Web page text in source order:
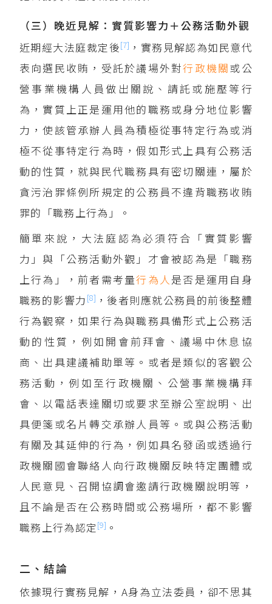
（三）晚近見解：實質影響力＋公務活動外觀
近期經大法庭裁定後[7] ，實務見解認為如民意代
表向選民收賄，受託於議場外對行政機關或公
營事業機構人員做出關說、請託或施壓等行
為，實質上正是運用他的職務或身分地位影響
力，使該管承辦人員為積極從事特定行為或消
極不從事特定行為時，假如形式上具有公務活
動的性質，就與民代職務具有密切關連，屬於
貪污治罪條例所規定的公務員不違背職務收賄
罪的「職務上行為」。
簡單來說，大法庭認為必須符合「實質影響
力」與「公務活動外觀」才會被認為是「職務
上行為」，前者需考量行為人是否是運用自身
職務的影響力 [8] ，後者則應就公務員的前後整體
行為觀察，如果行為與職務具備形式上公務活
動的性質，例如開會前拜會、議場中休息協
商、出具建議補助單等。或者是類似的客觀公
務活動，例如至行政機關、公營事業機構拜
會、以電話表達關切或要求至辦公室說明、出
具便箋或名片轉交承辦人員等。或與公務活動
有關及其延伸的行為，例如具名發函或透過行
政機關國會聯絡人向行政機關反映特定團體或
人民意見、召開協調會邀請行政機關說明等，
且不論是否在公務時間或公務場所，都不影響
職務上行為認定 [9] 。
二、結論
依據現行實務見解，A身為立法委員，卻不思其